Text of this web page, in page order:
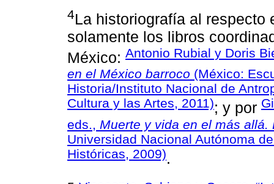
4La historiografía al respecto
solamente los libros
México: Antonio Rubial y Doris
en el México barroco (México:
Historia/Instituto Nacional de
Cultura y las Artes, 2011); y por
eds., Muerte y vida en el más
Universidad Nacional Autónoma
Históricas, 2009).